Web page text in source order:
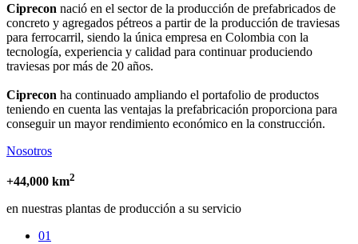
Ciprecon nació en el sector de la producción de prefabricados de
concreto y agregados pétreos a partir de la producción de traviesas
para ferrocarril, siendo la única empresa en Colombia con la
tecnología, experiencia y calidad para continuar produciendo
traviesas por más de 20 años.
Ciprecon ha continuado ampliando el portafolio de productos
teniendo en cuenta las ventajas la prefabricación proporciona para
conseguir un mayor rendimiento económico en la construcción.
Nosotros
+44,000 km2
en nuestras plantas de producción a su servicio
01